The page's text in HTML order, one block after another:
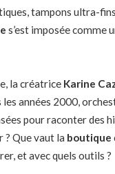
tampons ultra-
s’est imposée comme
la créatrice Karine
les années 2000,
pour raconter des
? Que vaut la boutique
et avec quels outils ?